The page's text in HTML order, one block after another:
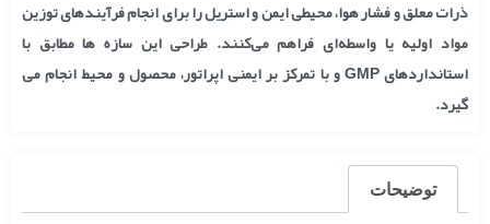
ذرات معلق و فشار هوا، محیطی ایمن و استریل را برای انجام فرآیندهای توزین
مواد اولیه یا واسطه‌ای فراهم می‌کنند. طراحی این سازه ها مطابق با
استانداردهای GMP و با تمرکز بر ایمنی اپراتور، محصول و محیط انجام می
گیرد.
توضیحات